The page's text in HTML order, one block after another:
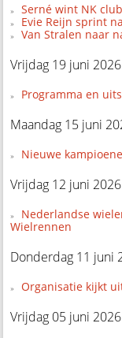
Serné wint NK
Evie Reijn sprint
Van Stralen naar
Vrijdag 19 juni 2026
Programma en
Maandag 15 juni
Nieuwe
Vrijdag 12 juni 2026
Nederlandse
Wielrennen
Donderdag 11 juni
Organisatie kijkt
Vrijdag 05 juni 2026